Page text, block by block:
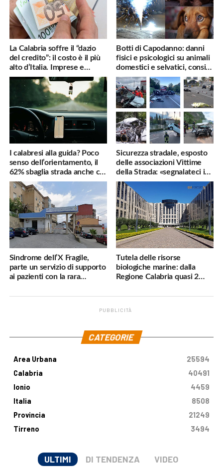
La Calabria soffre il “dazio
del credito”: il costo è il più
alto d’Italia. Imprese e
famiglie penalizzate
Botti di Capodanno: danni
fisici e psicologici su animali
domestici e selvatici, consigli
utili
I calabresi alla guida? Poco
senso dell’orientamento, il
62% sbaglia strada anche col
navigatore
Sicurezza stradale, esposto
delle associazioni Vittime
della Strada: «segnalateci i
pericoli, interverremo
subito»
Sindrome dell’X Fragile,
parte un servizio di supporto
ai pazienti con la rara
Tutela delle risorse
biologiche marine: dalla
Regione Calabria quasi 2
PUBBLICITÀ
CATEGORIE
Area Urbana
25594
Calabria
40491
Ionio
4459
Italia
8508
Provincia
21249
Tirreno
3494
ULTIMI DI TENDENZA VIDEO